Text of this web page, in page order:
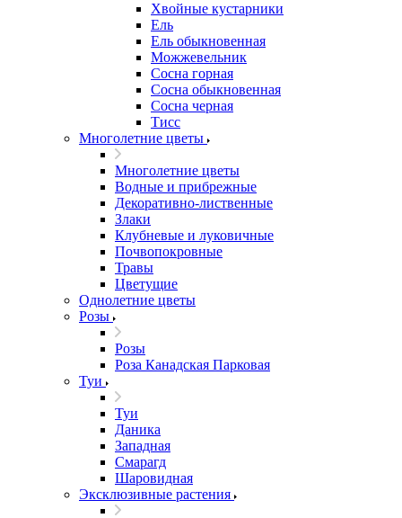
Хвойные кустарники
Ель
Ель обыкновенная
Можжевельник
Сосна горная
Сосна обыкновенная
Сосна черная
Тисс
Многолетние цветы
Многолетние цветы
Водные и прибрежные
Декоративно-лиственные
Злаки
Клубневые и луковичные
Почвопокровные
Травы
Цветущие
Однолетние цветы
Розы
Розы
Роза Канадская Парковая
Туи
Туи
Даника
Западная
Смарагд
Шаровидная
Эксклюзивные растения